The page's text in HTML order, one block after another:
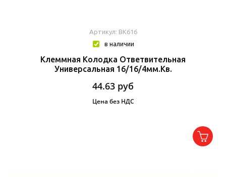
Артикул: BK616
в наличии
Клеммная Колодка Ответвительная
Универсальная 16/16/4мм.кв.
44.63 руб
Цена без НДС